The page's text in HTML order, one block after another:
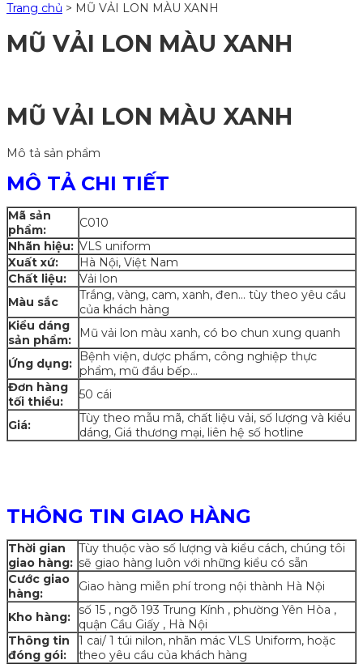
Trang chủ > MŨ VẢI LON MÀU XANH
MŨ VẢI LON MÀU XANH
MŨ VẢI LON MÀU XANH
Mô tả sản phẩm
MÔ TẢ CHI TIẾT
Mã sản
phẩm:
C010
Nhãn hiệu: VLS uniform
Xuất xứ:
Hà Nội, Việt Nam
Chất liệu:
Vải lon
Màu sắc
Trắng, vàng, cam, xanh, đen… tùy theo yêu cầu
của khách hàng
Kiểu dáng
sản phẩm:
Mũ vải lon màu xanh, có bo chun xung quanh
Ứng dụng:
Bệnh viện, dược phẩm, công nghiệp thực
phẩm, mũ đầu bếp…
Đơn hàng
tối thiểu:
50 cái
Giá:
Tùy theo mẫu mã, chất liệu vải, số lượng và kiểu
dáng, Giá thương mại, liên hệ số hotline
THÔNG TIN GIAO HÀNG
Thời gian
giao hàng:
Tùy thuộc vào số lượng và kiểu cách, chúng tôi
sẽ giao hàng luôn với những kiểu có sẵn
Cước giao
hàng:
Giao hàng miễn phí trong nội thành Hà Nội
Kho hàng: số 15 , ngõ 193 Trung Kính , phường Yên Hòa ,
quận Cầu Giấy , Hà Nội
Thông tin
đóng gói:
1 cai/ 1 túi nilon, nhãn mác VLS Uniform, hoặc
theo yêu cầu của khách hàng